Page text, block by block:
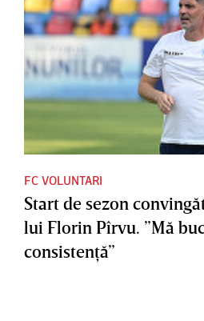
FC VOLUNTARI
Start de sezon
lui Florin Pîrvu. ”Mă
consistenţă”